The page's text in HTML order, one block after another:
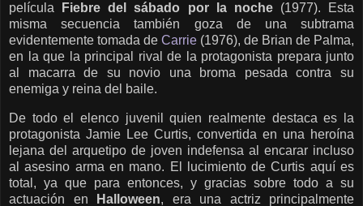
película
Fiebre del sábado por la noche(1977). Esta
misma secuencia también goza de una subtrama
evidentemente tomada de Carrie (1976), de Brian de Palma,
en la que la principal rival de la protagonista prepara junto
al macarra de su novio una broma pesada contra su
enemiga y reina del baile.
De todo el elenco juvenil quien realmente destaca es la
protagonista Jamie Lee Curtis, convertida en una heroína
lejana del arquetipo de joven indefensa al encarar incluso
al asesino arma en mano. El lucimiento de Curtis aquí es
total, ya que para entonces, y gracias sobre todo a su
actuación en
Halloween, era una actriz principalmente